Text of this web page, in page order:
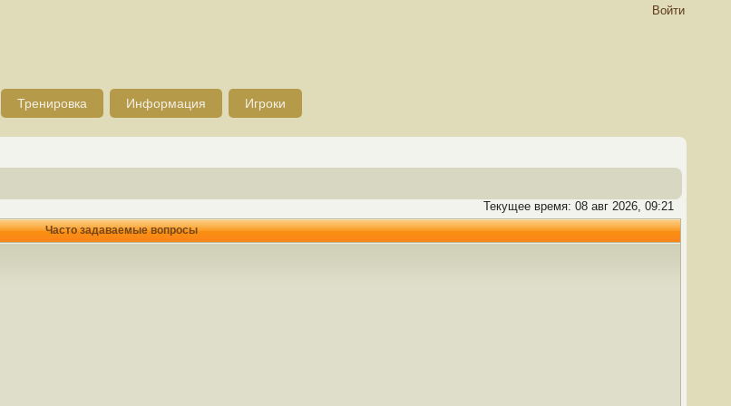
Войти
Тренировка Информация Игроки
Текущее время: 08 авг 2026, 09:21
Часто задаваемые вопросы